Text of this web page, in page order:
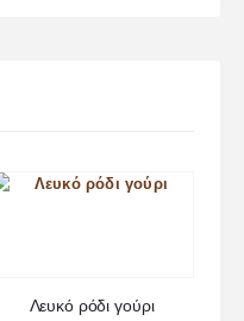
Λευκό ρόδι γούρι